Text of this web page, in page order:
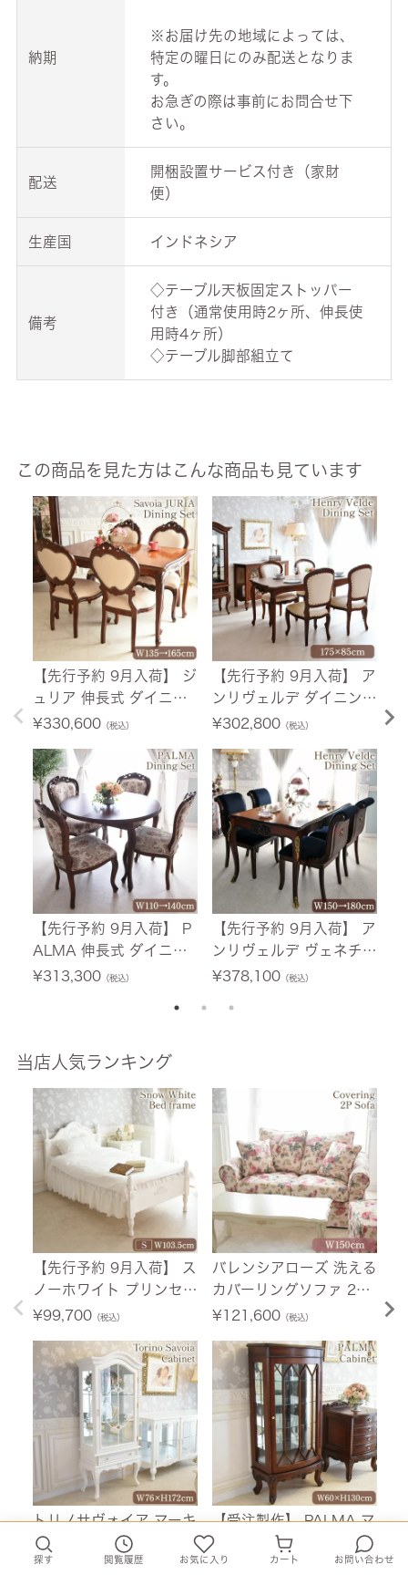
納期
※お届け先の地域によっては、
特定の曜日にのみ配送となりま
す。
お急ぎの際は事前にお問合せ下
さい。
配送
開梱設置サービス付き（家財
便）
生産国 インドネシア
備考
◇テーブル天板固定ストッパー
付き（通常使用時2ヶ所、伸長使
用時4ヶ所）
◇テーブル脚部組立て
この商品を見た方はこんな商品も見ています
【先行予約 9月入荷】 ジ
ュリア 伸長式 ダイニン
グセット5P 4人掛け ブ
m 【送料無料/設置サー
ビス付】
¥330,600（税込）
【先行予約 9月入荷】 P
ALMA 伸長式 ダイニン
グセット 5点セット ブラ
¥313,300（税込）
【先行予約 9月入荷】 ア
ンリヴェルデ ダイニング
セット5P 4人掛け ブラ
m 【送料無料/設置サー
ビス付】
¥302,800（税込）
【先行予約 9月入荷】 ア
ンリヴェルデ ヴェネチア
ン 伸長式ダイニングセッ
¥378,100（税込）
¥
当店人気ランキング
【先行予約 9月入荷】 ス
ノーホワイト プリンセス
シングルベッド ホワイト
設置サービス付】
¥99,700（税込）
トリノサヴォイア マーキ
ュリー キャビネット ホ
ワイト 幅76cm 【送料無
¥149,100
バレンシアローズ 洗える
カバーリングソファ 2人
掛け(2P) 薔薇 幅150cm
ス付】
¥121,600（税込）
【受注製作】 PALMA マ
ホガニー キャビネット
幅60cm 【送料無料/設
¥ 137,000
¥
¥
探す 閲覧履歴 お気に入り カート お問い合わせ